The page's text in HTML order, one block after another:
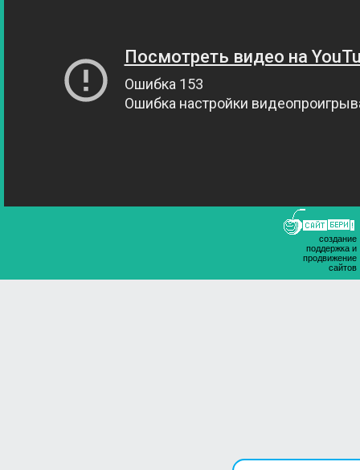
создание
поддержка и
продвижение
сайтов